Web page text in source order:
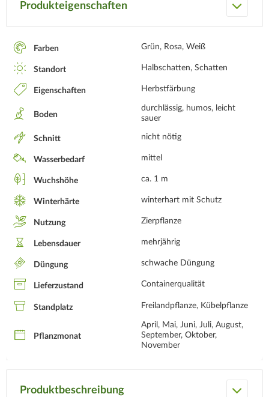
Produkteigenschaften
Farben Grün, Rosa, Weiß
Standort Halbschatten, Schatten
Eigenschaften Herbstfärbung
Boden
durchlässig, humos, leicht
sauer
Schnitt nicht nötig
Wasserbedarf mittel
Wuchshöhe ca. 1 m
Winterhärte winterhart mit Schutz
Nutzung Zierpflanze
Lebensdauer mehrjährig
Düngung schwache Düngung
Lieferzustand Containerqualität
Standplatz Freilandpflanze, Kübelpflanze
Pflanzmonat
April, Mai, Juni, Juli, August,
September, Oktober,
November
Produktbeschreibung